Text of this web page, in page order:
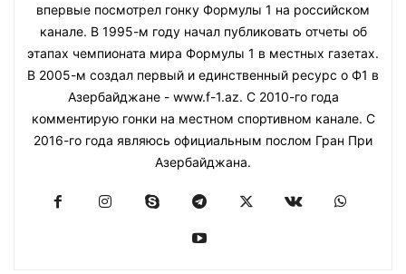
впервые посмотрел гонку Формулы 1 на российском
канале. В 1995-м году начал публиковать отчеты об
этапах чемпионата мира Формулы 1 в местных газетах.
В 2005-м создал первый и единственный ресурс о Ф1 в
Азербайджане - www.f-1.az. С 2010-го года
комментирую гонки на местном спортивном канале. С
2016-го года являюсь официальным послом Гран При
Азербайджана.